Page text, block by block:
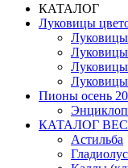
КАТАЛОГ
Луковицы
Луковицы
Луковицы
Пионы осень
КАТАЛОГ
Астильба